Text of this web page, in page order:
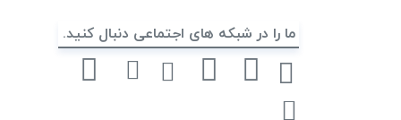
ما را در شبکه های اجتماعی دنبال کنید.